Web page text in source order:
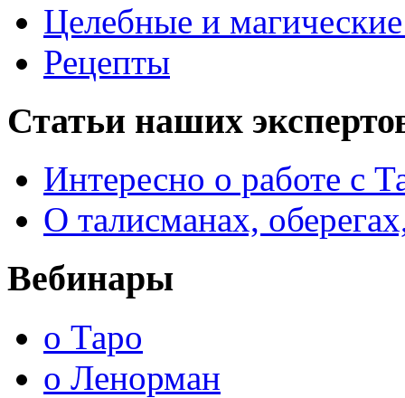
Целебные и магические
Рецепты
Статьи наших
Интересно о работе с
О талисманах,
Вебинары
о Таро
о Ленорман